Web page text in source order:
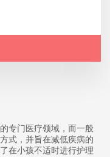
专门医疗领域，而一般
式，并旨在减低疾病的
在小孩不适时进行护理